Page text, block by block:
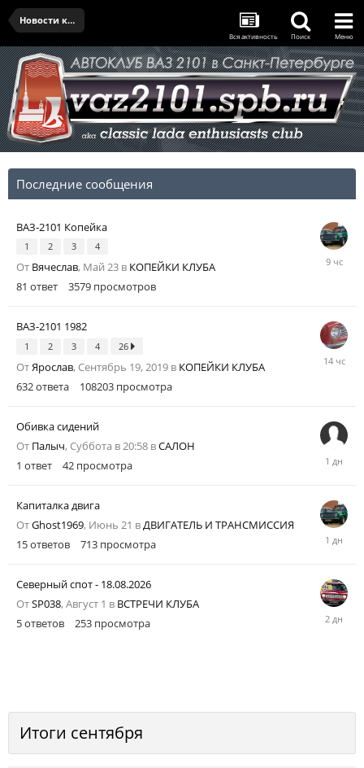
Новости клуба
Вся активность Поиск Меню
Последние сообщения
ВАЗ-2101 Копейка
1 2 3 4
От Вячеслав, Май 23 в КОПЕЙКИ КЛУБА
81 ответ 3579 просмотров
ВАЗ-2101 1982
1 2 3 4 26
ОтЯрослав, Сентябрь 19, 2019 в КОПЕЙКИ КЛУБА
632ответа 108203 просмотра
14
Обивка сидений
От Палыч, Суббота в 20:58 вСАЛОН
1 ответ 42 просмотра
Вчера
Капиталка двига
ОтGhost1969, Июнь 21 вДВИГАТЕЛЬ И ТРАНСМИССИЯ
15ответов 713 просмотра
Вчера
Северный спот - 18.08.2026
ОтSP038, Август 1 в ВСТРЕЧИ КЛУБА
5ответов 253 просмотра
Суббота
Итоги сентября